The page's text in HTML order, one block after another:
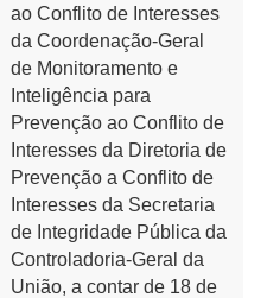
ao Conflito de Interesses
da Coordenação-Geral
de Monitoramento e
Inteligência para
Prevenção ao Conflito de
Interesses da Diretoria de
Prevenção a Conflito de
Interesses da Secretaria
de Integridade Pública da
Controladoria-Geral da
União, a contar de 18 de